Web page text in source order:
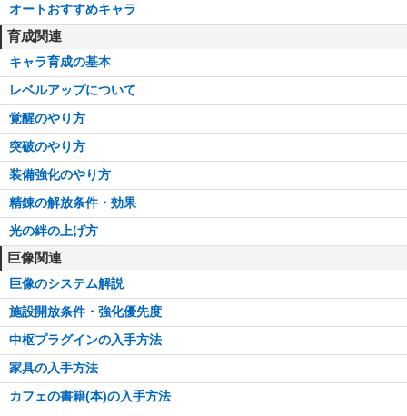
オートおすすめキャラ
育成関連
キャラ育成の基本
レベルアップについて
覚醒のやり方
突破のやり方
装備強化のやり方
精錬の解放条件・効果
光の絆の上げ方
巨像関連
巨像のシステム解説
施設開放条件・強化優先度
中枢プラグインの入手方法
家具の入手方法
カフェの書籍(本)の入手方法